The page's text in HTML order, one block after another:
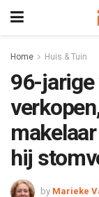
Home Huis & Tuin
96-jarige
hij
by Marieke